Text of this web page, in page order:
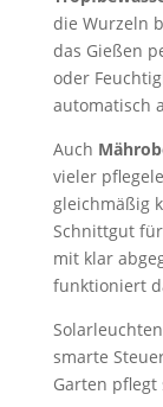
die Wurzeln
das Gießen
oder
automatisch
Auch
vieler
gleichmäßig
Schnittgut
mit klar
funktioniert
smarte
Garten